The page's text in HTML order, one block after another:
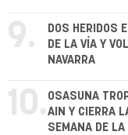
9.
DOS HERIDOS
DE LA VÍA Y
NAVARRA
10. OSASUNA
AIN Y CIERRA
SEMANA DE LA